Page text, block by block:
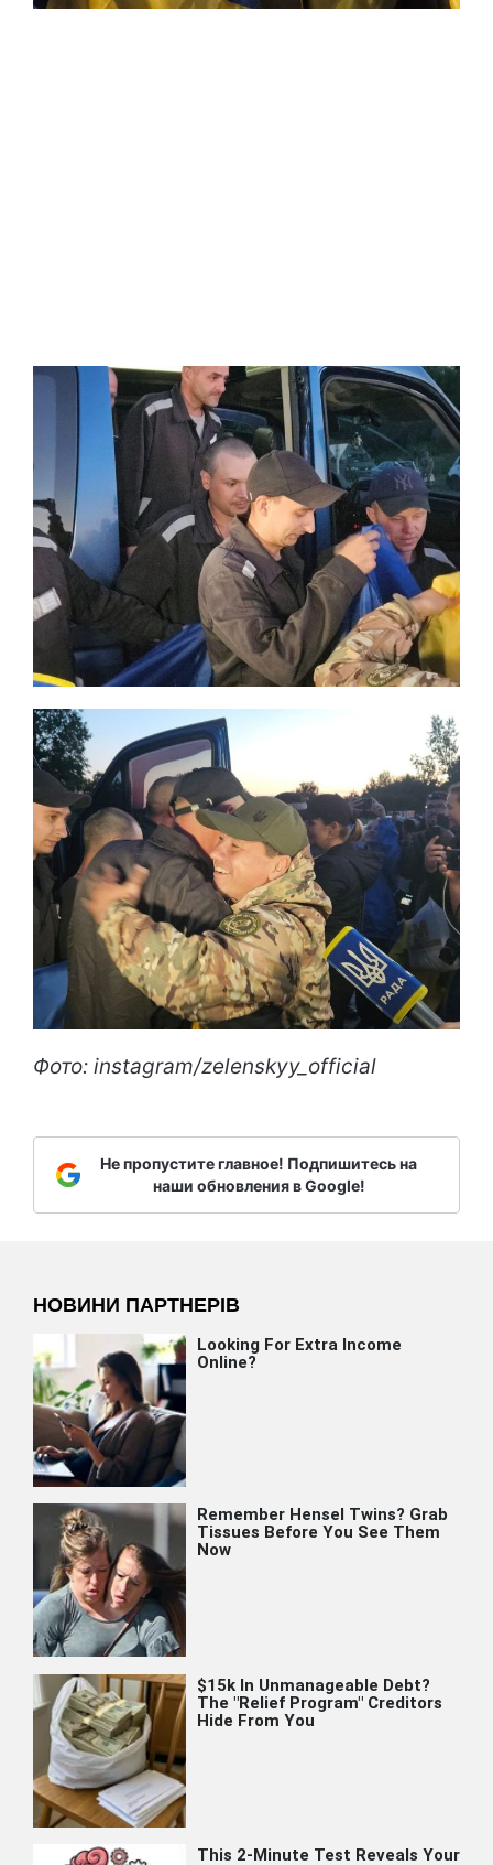
Фото: instagram/zelenskyy_official
Не пропустите главное! Подпишитесь на
наши обновления в Google!